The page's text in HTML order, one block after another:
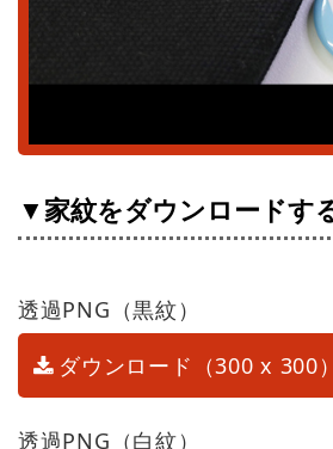
▼家紋をダウンロードす
透過PNG（黒紋）
ダウンロード（300 x 300）
透過PNG（白紋）